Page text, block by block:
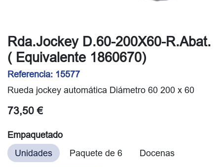
Rda.Jockey D.60-200X60-R.Abat.
( Equivalente 1860670)
Referencia: 15577
Rueda jockey automática Diámetro 60 200 x 60
73,50 €
Empaquetado
Unidades
Paquete de 6 Docenas